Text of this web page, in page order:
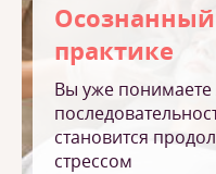
практике
Вы уже понимаете
становится
стрессом